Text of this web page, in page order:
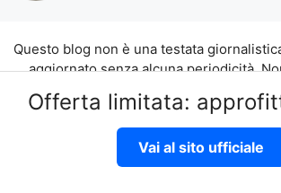
Offerta limitata:
Vai al sito ufficiale
Questo blog non è una testata
aggiornato senza alcuna periodicità.
del 07.03.2001.
©2026 di Aliados Srl C.da Piana Romana
(PA) P.IVA 07262700821
Disclaimer|Privacy